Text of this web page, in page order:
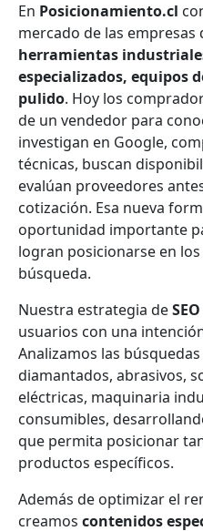
En Posicionamiento.cl
mercado de las empresas
herramientas
especializados, equipos
pulido. Hoy los
de un vendedor para
investigan en Google,
técnicas, buscan
evalúan proveedores
cotización. Esa nueva
oportunidad importante
logran posicionarse en
búsqueda.
Nuestra estrategia deSEO
usuarios con una
Analizamos las
diamantados, abrasivos,
eléctricas, maquinaria
consumibles,
que permita posicionar
productos específicos.
Además de optimizar el
creamos contenidos